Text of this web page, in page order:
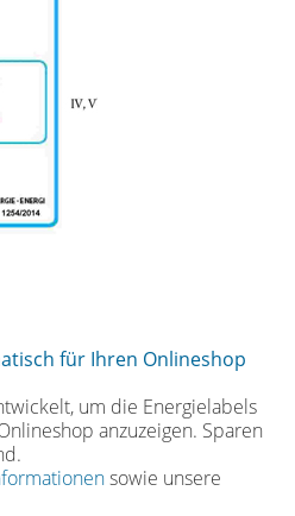
für Ihren Onlineshop
um die Energielabels
anzuzeigen. Sparen
sowie unsere